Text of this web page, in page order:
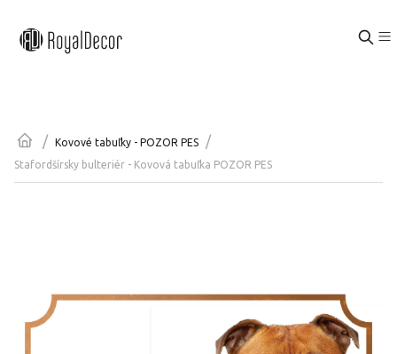
/ Kovové tabuľky - POZOR PES /
Stafordšírsky bulteriér - Kovová tabuľka POZOR PES